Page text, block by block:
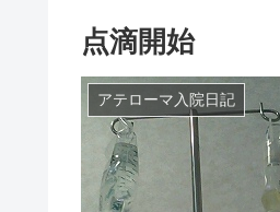
点滴開始
アテローマ入院日記